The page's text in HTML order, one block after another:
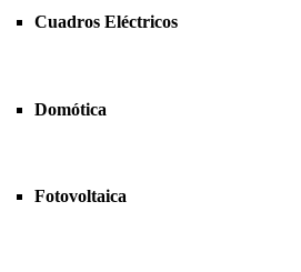
Cuadros Eléctricos
Domótica
Fotovoltaica